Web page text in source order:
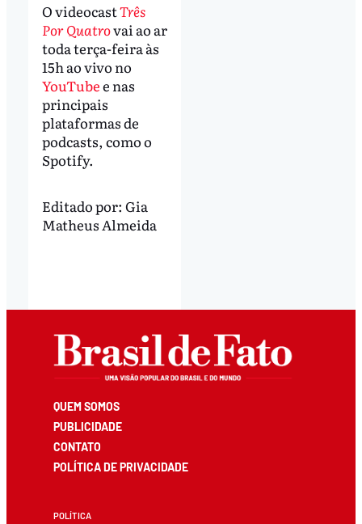
O videocastTrês
Por Quatrovai ao ar
toda terça-feira às
15h ao vivo no
YouTubee nas
principais
plataformas de
podcasts, como o
Spotify.
Editado por: Gia
Matheus Almeida
QUEM SOMOS
PUBLICIDADE
CONTATO
POLÍTICA DE PRIVACIDADE
POLÍTICA